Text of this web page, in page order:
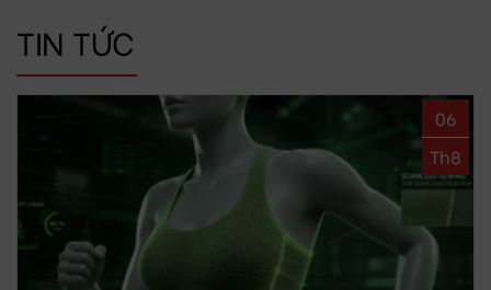
TIN TỨC
06
Th8